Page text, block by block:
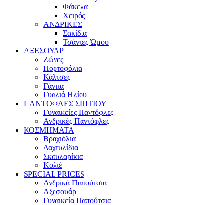
Φάκελα
Χειρός
ΑΝΔΡΙΚΕΣ
Σακίδια
Τσάντες Ώμου
ΑΞΕΣΟΥΑΡ
Ζώνες
Πορτοφόλια
Κάλτσες
Γάντια
Γυαλιά Ηλίου
ΠΑΝΤΟΦΛΕΣ ΣΠΙΤΙΟΥ
Γυναικείες Παντόφλες
Ανδρικές Παντόφλες
ΚΟΣΜΗΜΑΤΑ
Βραχιόλια
Δαχτυλίδια
Σκουλαρίκια
Κολιέ
SPECIAL PRICES
Ανδρικά Παπούτσια
Αξεσουάρ
Γυναικεία Παπούτσια